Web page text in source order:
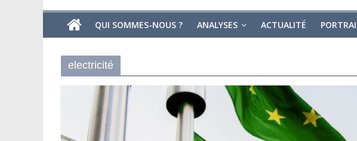
Analyses
géostratégiques
QUI SOMMES-NOUS ? ANALYSES ACTUALITÉ
electricité